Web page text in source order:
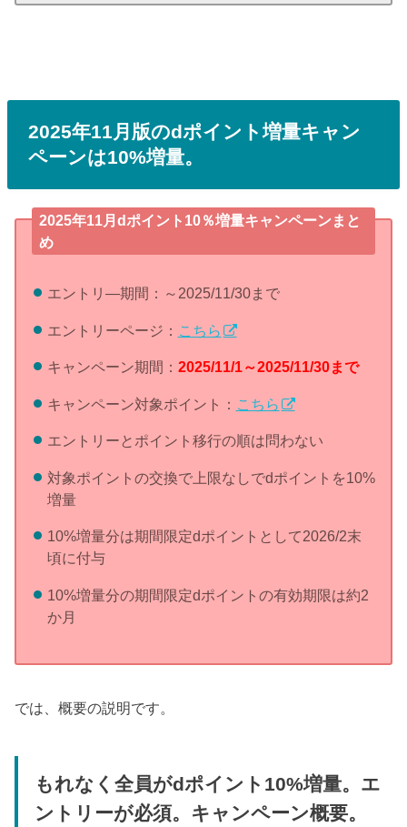
2025年11月版のdポイント増量キャン
ペーンは10%増量。
2025年11月dポイント10％増量キャンペーンまと
め
エントリ―期間：～2025/11/30まで
エントリーページ： こちら
キャンペーン期間： 2025/11/1～2025/11/30まで
キャンペーン対象ポイント： こちら
エントリーとポイント移行の順は問わない
対象ポイントの交換で上限なしでdポイントを10%
増量
10%増量分は期間限定dポイントとして2026/2末
頃に付与
10%増量分の期間限定dポイントの有効期限は約2
か月
では、概要の説明です。
もれなく全員がdポイント10%増量。エ
ントリーが必須。キャンペーン概要。